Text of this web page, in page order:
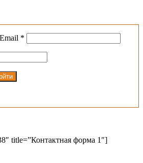
*
title=”Контактная форма 1″]